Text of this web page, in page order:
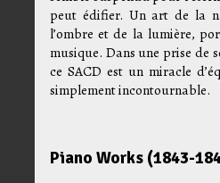
peut édifier. Un art de la
l’ombre et de la lumière,
musique. Dans une prise de
ce SACD est un miracle
simplement incontournable.
Piano Works (1843-